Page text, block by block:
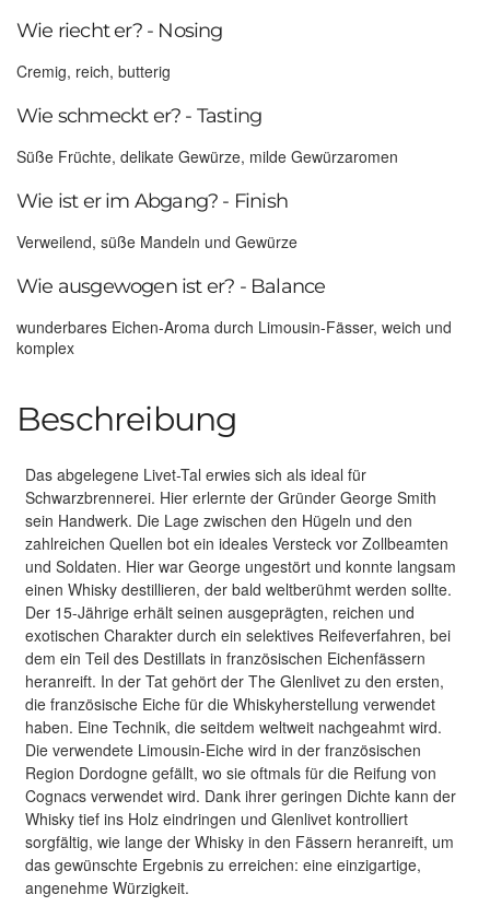
Wie riecht er? - Nosing
Cremig, reich, butterig
Wie schmeckt er? - Tasting
Süße Früchte, delikate Gewürze, milde Gewürzaromen
Wie ist er im Abgang? - Finish
Verweilend, süße Mandeln und Gewürze
Wie ausgewogen ist er? - Balance
wunderbares Eichen-Aroma durch Limousin-Fässer, weich und
komplex
Beschreibung
Das abgelegene Livet-Tal erwies sich als ideal für
Schwarzbrennerei. Hier erlernte der Gründer George Smith
sein Handwerk. Die Lage zwischen den Hügeln und den
zahlreichen Quellen bot ein ideales Versteck vor Zollbeamten
und Soldaten. Hier war George ungestört und konnte langsam
einen Whisky destillieren, der bald weltberühmt werden sollte.
Der 15-Jährige erhält seinen ausgeprägten, reichen und
exotischen Charakter durch ein selektives Reifeverfahren, bei
dem ein Teil des Destillats in französischen Eichenfässern
heranreift. In der Tat gehört der The Glenlivet zu den ersten,
die französische Eiche für die Whiskyherstellung verwendet
haben. Eine Technik, die seitdem weltweit nachgeahmt wird.
Die verwendete Limousin-Eiche wird in der französischen
Region Dordogne gefällt, wo sie oftmals für die Reifung von
Cognacs verwendet wird. Dank ihrer geringen Dichte kann der
Whisky tief ins Holz eindringen und Glenlivet kontrolliert
sorgfältig, wie lange der Whisky in den Fässern heranreift, um
das gewünschte Ergebnis zu erreichen: eine einzigartige,
angenehme Würzigkeit.